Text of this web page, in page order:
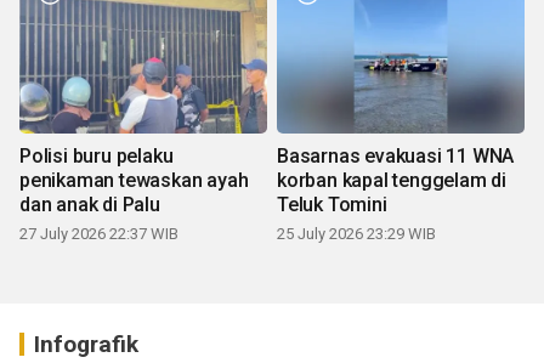
Polisi buru pelaku
penikaman tewaskan ayah
dan anak di Palu
27 July 2026 22:37 WIB
Basarnas evakuasi 11 WNA
korban kapal tenggelam di
Teluk Tomini
25 July 2026 23:29 WIB
Infografik